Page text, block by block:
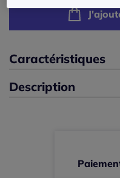
44 -En stock
46 - épuisé
Caractéristiques
Description